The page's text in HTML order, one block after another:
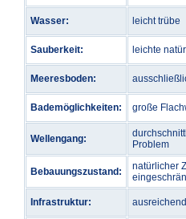
Wasser: leicht trübe
Sauberkeit: leichte
Meeresboden:
Bademöglichkeiten: große
Wellengang:
Problem
Bebauungszustand:
natürlicher
Infrastruktur: